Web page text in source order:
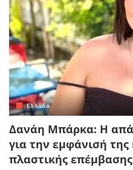
Ελλάδα
Δανάη Μπάρκα: Η
για την εμφάνισή της
πλαστικής επέμβασης